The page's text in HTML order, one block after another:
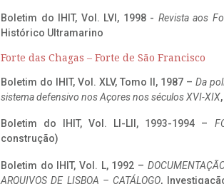
Boletim do IHIT, Vol. LVI, 1998 - Revista aos
Histórico Ultramarino
Forte das Chagas – Forte de São Francisco
Boletim do IHIT, Vol. XLV, Tomo II, 1987 – Da
sistema defensivo nos Açores nos séculos XVI-XIX
Boletim do IHIT, Vol. LI-LII, 1993-1994 –
construção)
Boletim do IHIT, Vol. L, 1992 –
ARQUIVOS DE LISBOA – CATÁLOGO,